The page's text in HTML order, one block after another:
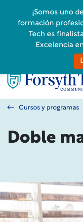
Cursos y programas
Doble
¡Somos uno
formación
Tech es
Excelencia